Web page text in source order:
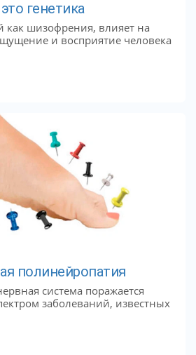
генетика
как шизофрения, влияет на
и восприятие человека
полинейропатия
система поражается
заболеваний, известных